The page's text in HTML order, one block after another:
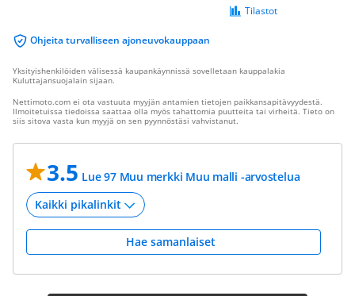
Ohjeita turvalliseen ajoneuvokauppaan
Tilastot
Yksityishenkilöiden välisessä kaupankäynnissä sovelletaan kauppalakia
Kuluttajansuojalain sijaan.
Nettimoto.com ei ota vastuuta myyjän antamien tietojen paikkansapitävyydestä.
Ilmoitetuissa tiedoissa saattaa olla myös tahattomia puutteita tai virheitä. Tieto on
siis sitova vasta kun myyjä on sen pyynnöstäsi vahvistanut.
3.5 Lue 97 Muu merkki Muu malli -arvostelua
Hae samanlaiset